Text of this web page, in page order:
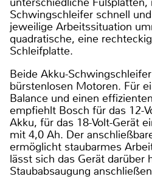
Schwingschleifer schnell
jeweilige Arbeitssituation
quadratische, eine
Schleifplatte.
Beide Akku-
bürstenlosen Motoren. Für
Balance und einen
empfiehlt Bosch für das 12-
Akku, für das 18-Volt-Gerät
mit 4,0 Ah. Der
ermöglicht staubarmes
lässt sich das Gerät darüber
Staubabsaugung